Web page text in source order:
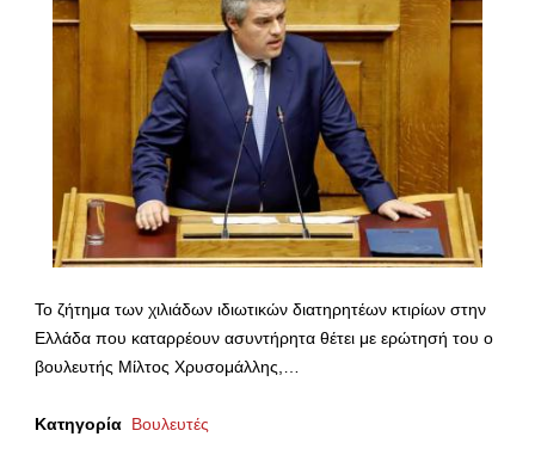
Το ζήτημα των χιλιάδων ιδιωτικών διατηρητέων κτιρίων στην
Ελλάδα που καταρρέουν ασυντήρητα θέτει με ερώτησή του ο
βουλευτής Μίλτος Χρυσομάλλης,…
Κατηγορία Βουλευτές